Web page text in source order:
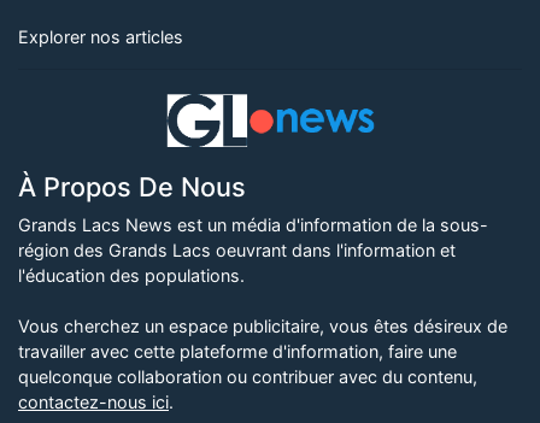
Explorer nos articles
À Propos De Nous
Grands Lacs News est un média d'information de la sous-
région des Grands Lacs oeuvrant dans l'information et
l'éducation des populations.
Vous cherchez un espace publicitaire, vous êtes désireux de
travailler avec cette plateforme d'information, faire une
quelconque collaboration ou contribuer avec du contenu,
contactez-nous ici.